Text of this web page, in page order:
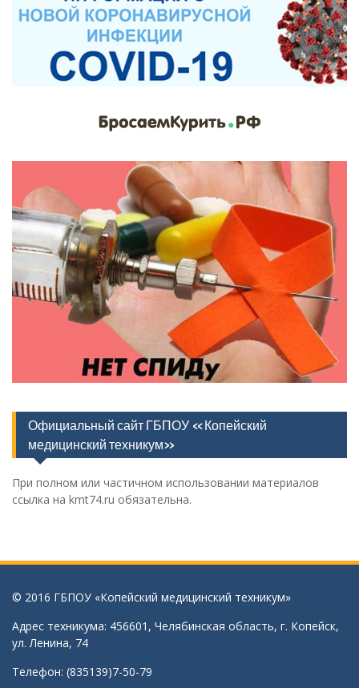
Официальный сайт ГБПОУ «Копейский
медицинский техникум»
При полном или частичном использовании материалов
ссылка на kmt74.ru обязательна.
© 2016 ГБПОУ «Копейский медицинский техникум»
Адрес техникума: 456601, Челябинская область, г. Копейск,
ул. Ленина, 74
Телефон: (835139)7-50-79